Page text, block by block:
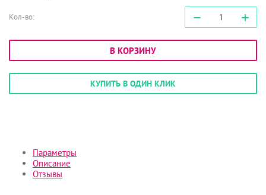
Кол-во: − +
В КОРЗИНУ
КУПИТЬ В ОДИН КЛИК
Параметры
Описание
Отзывы